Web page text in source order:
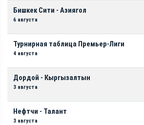
Бишкек Сити - Азиягол
6 августа
Турнирная таблица Премьер-Лиги
4 августа
Дордой - Кыргызалтын
3 августа
Нефтчи - Талант
3 августа